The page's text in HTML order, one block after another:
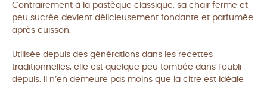
Contrairement à la pastèque classique, sa chair ferme et
peu sucrée devient délicieusement fondante et parfumée
après cuisson.
Utilisée depuis des générations dans les recettes
traditionnelles, elle est quelque peu tombée dans l’oubli
depuis. Il n’en demeure pas moins que la citre est idéale